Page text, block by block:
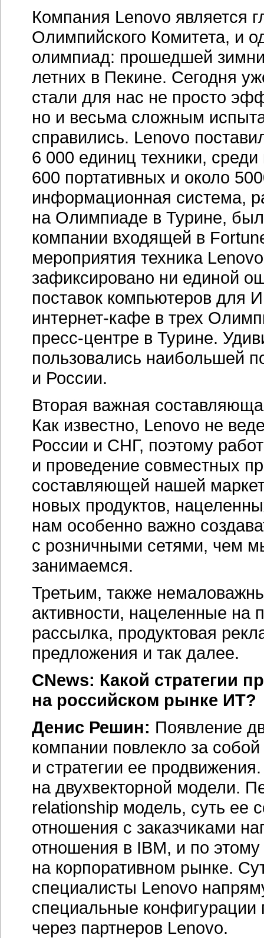
Компания Lenovo является
Олимпийского Комитета, и
олимпиад: прошедшей
летних в Пекине. Сегодня
стали для нас не просто
но и весьма сложным
справились. Lenovo
6 000 единиц техники,
600 портативных и около
информационная система,
на Олимпиаде в Турине,
компании входящей в
мероприятия техника
зафиксировано ни единой
поставок компьютеров для
интернет-кафе в трех
пресс-центре в Турине.
пользовались наибольшей
и России.
Вторая важная
Как известно, Lenovo не
России и СНГ, поэтому
и проведение совместных
составляющей нашей
новых продуктов,
нам особенно важно
с розничными сетями, чем
занимаемся.
Третьим, также
активности, нацеленные
рассылка, продуктовая
предложения и так далее.
CNews: Какой стратегии
на российском рынке ИТ?
Денис Решин: Появление
компании повлекло за
и стратегии ее
на двухвекторной модели.
relationship модель, суть ее
отношения с заказчиками
отношения в IBM, и по
на корпоративном рынке.
специалисты Lenovo
специальные конфигурации
через партнеров Lenovo.